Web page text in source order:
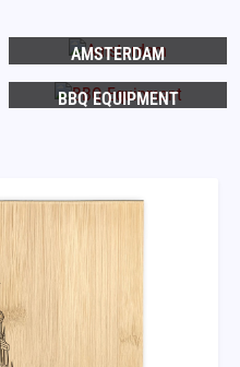
AMSTERDAM
BBQ EQUIPMENT